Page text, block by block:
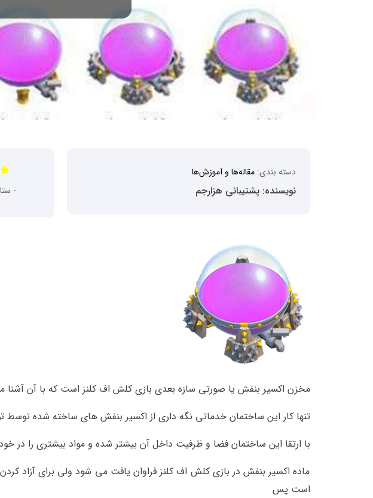
دسته بندی:مقاله‌ها و آموزش‌ها
نویسنده: پشتیبانی هزارجم -
مخزن اکسیر بنفش یا صورتی سازه بعدی بازی کلش اف کلنز است که با آن آشنا
تنها کار این ساختمان خدماتی نگه داری از اکسیر بنفش های ساخته شده
با ارتقا این ساختمان فضا و ظرفیت داخل آن بیشتر شده و مواد بیشتری را در
ماده اکسیر بنفش در بازی کلش اف کلنز فراوان یافت می شود ولی برای آزاد کردن
است پس